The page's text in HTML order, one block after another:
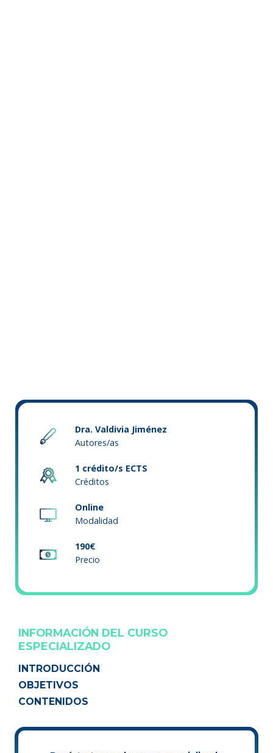
Dra. Valdivia Jiménez
Autores/as
1 crédito/s ECTS
Créditos
Online
Modalidad
190€
Precio
INFORMACIÓN DEL CURSO
ESPECIALIZADO
INTRODUCCIÓN
OBJETIVOS
CONTENIDOS